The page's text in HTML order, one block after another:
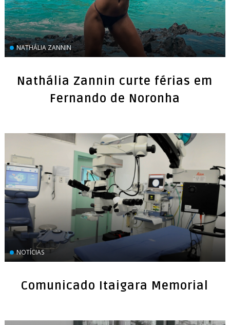
NATHÁLIA ZANNIN
Nathália Zannin curte férias em
Fernando de Noronha
NOTÍCIAS
Comunicado Itaigara Memorial